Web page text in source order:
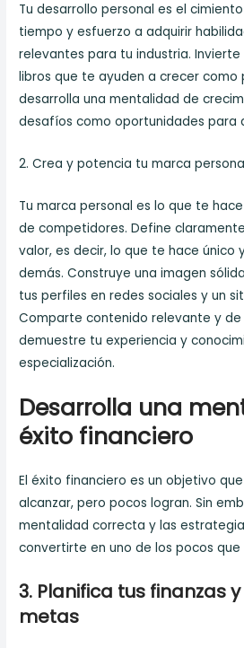
Tu desarrollo personal es el
tiempo y esfuerzo a adquirir
relevantes para tu industria.
libros que te ayuden a crecer como
desarrolla una mentalidad de
desafíos como oportunidades para
2. Crea y potencia tu marca
Tu marca personal es lo que te
de competidores. Define
valor, es decir, lo que te hace único
demás. Construye una imagen
tus perfiles en redes sociales y un
Comparte contenido relevante y de
demuestre tu experiencia y
especialización.
Desarrolla una
éxito financiero
El éxito financiero es un objetivo
alcanzar, pero pocos logran. Sin
mentalidad correcta y las
convertirte en uno de los pocos que
3. Planifica tus finanzas
metas